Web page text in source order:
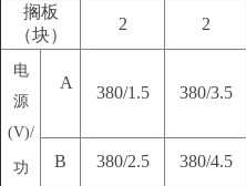
搁板
（块）
2 2
电
源
(V)/
功
A
380/1.5 380/3.5
B 380/2.5 380/4.5